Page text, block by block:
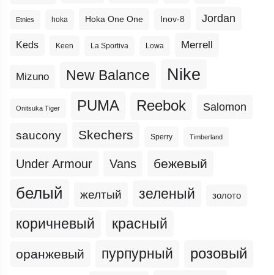
Etnies hoka Hoka One One Inov-8 Jordan
Keds Keen La Sportiva Lowa Merrell
Mizuno New Balance Nike
Onitsuka Tiger PUMA Reebok Salomon
saucony Skechers Sperry Timberland
Under Armour Vans бежевый
белый желтый зеленый золото
коричневый красный
оранжевый пурпурный розовый